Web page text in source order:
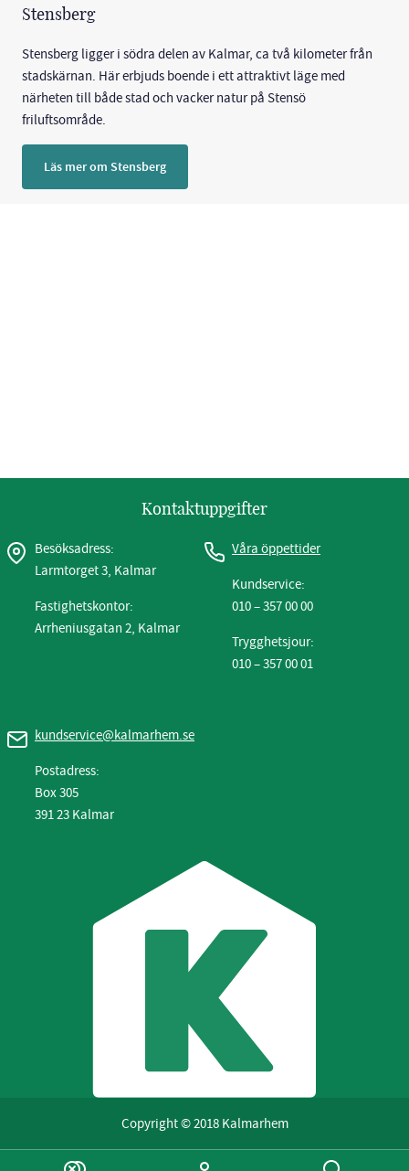
Stensberg
Stensberg ligger i södra delen av Kalmar, ca två kilometer från
stadskärnan. Här erbjuds boende i ett attraktivt läge med
närheten till både stad och vacker natur på Stensö
friluftsområde.
Läs mer om Stensberg
Kontaktuppgifter
Besöksadress:
Larmtorget 3, Kalmar
Fastighetskontor:
Arrheniusgatan 2, Kalmar
Våra öppettider
Kundservice:
010 – 357 00 00
Trygghetsjour:
010 – 357 00 01
kundservice@kalmarhem.se
Postadress:
Box 305
391 23 Kalmar
Copyright © 2018 Kalmarhem